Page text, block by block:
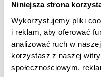
Niniejsza strona
Wykorzystujemy pliki
i reklam, aby oferować
analizować ruch w
korzystasz z naszej
społecznościowym,
Prawidłoweoświetlenie
kwestia, w szczególności
letnim.
Lampy wiszące
wszelkie Państwa
wyjątkowo proste w
Lampy wiszące
do ogrodu i na